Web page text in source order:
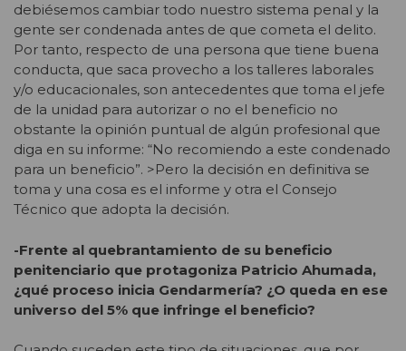
debiésemos cambiar todo nuestro sistema penal y la
gente ser condenada antes de que cometa el delito.
Por tanto, respecto de una persona que tiene buena
conducta, que saca provecho a los talleres laborales
y/o educacionales, son antecedentes que toma el jefe
de la unidad para autorizar o no el beneficio no
obstante la opinión puntual de algún profesional que
diga en su informe: “No recomiendo a este condenado
para un beneficio”. >Pero la decisión en definitiva se
toma y una cosa es el informe y otra el Consejo
Técnico que adopta la decisión.
-Frente al quebrantamiento de su beneficio
penitenciario que protagoniza Patricio Ahumada,
¿qué proceso inicia Gendarmería? ¿O queda en ese
universo del 5% que infringe el beneficio?